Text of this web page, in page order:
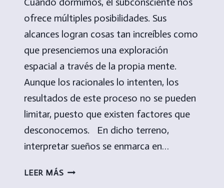
ofrece múltiples posibilidades. Sus
alcances logran cosas tan increíbles como
que presenciemos una exploración
espacial a través de la propia mente.
Aunque los racionales lo intenten, los
resultados de este proceso no se pueden
limitar, puesto que existen factores que
desconocemos. En dicho terreno,
interpretar sueños se enmarca en…
LEER MÁS EXPLORACIÓN